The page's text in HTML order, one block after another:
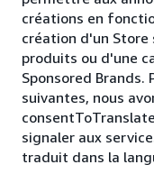
créations en
création d'un
produits ou d'une
Sponsored Brands.
suivantes, nous
signaler aux
traduit dans la